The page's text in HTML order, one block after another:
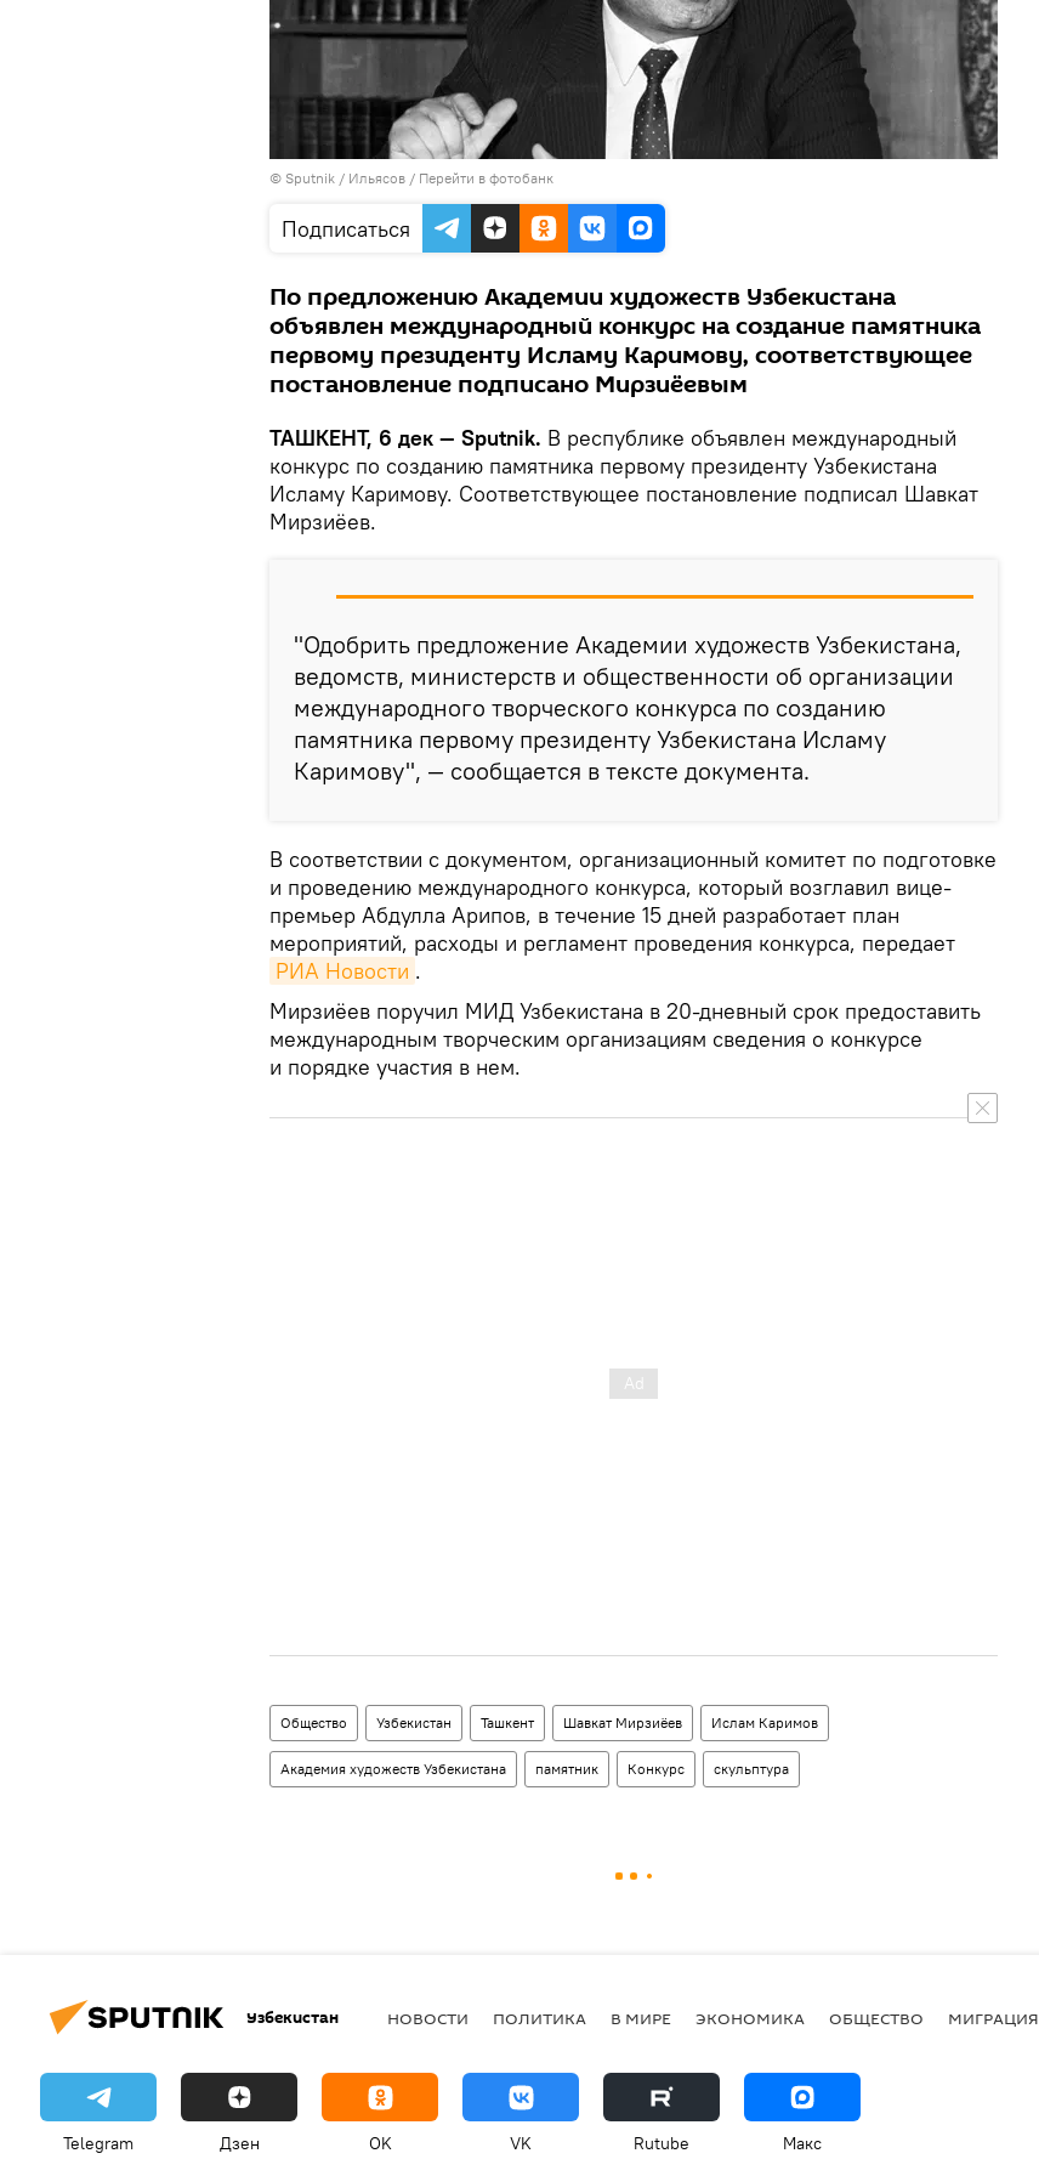
© Sputnik / Ильясов / Перейти в фотобанк
Подписаться
По предложению Академии художеств Узбекистана
объявлен международный конкурс на создание памятника
первому президенту Исламу Каримову, соответствующее
постановление подписано Мирзиёевым
ТАШКЕНТ, 6 дек — Sputnik. В республике объявлен международный
конкурс по созданию памятника первому президенту Узбекистана
Исламу Каримову. Соответствующее постановление подписал Шавкат
Мирзиёев.
"Одобрить предложение Академии художеств Узбекистана,
ведомств, министерств и общественности об организации
международного творческого конкурса по созданию
памятника первому президенту Узбекистана Исламу
Каримову", — сообщается в тексте документа.
В соответствии с документом, организационный комитет по подготовке
и проведению международного конкурса, который возглавил вице-
премьер Абдулла Арипов, в течение 15 дней разработает план
мероприятий, расходы и регламент проведения конкурса, передает
РИА Новости .
Мирзиёев поручил МИД Узбекистана в 20-дневный срок предоставить
международным творческим организациям сведения о конкурсе
и порядке участия в нем.
Общество Узбекистан Ташкент Шавкат Мирзиёев Ислам Каримов
Академия художеств Узбекистана памятник Конкурс скульптура
Узбекистан НОВОСТИ ПОЛИТИКА В МИРЕ ЭКОНОМИКА ОБЩЕСТВО МИГРАЦИЯ
Telegram Дзен OK VK Rutube Макс